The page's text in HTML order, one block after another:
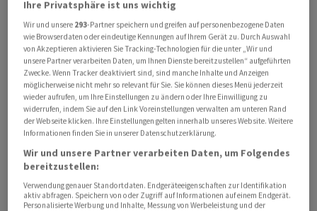
Nachfolge des politisch angeschlagenen
Premierministers und Parteichefs Starmer. Er muss
allerdings zuerst den Sprung in das Unterhaus schaffen.
Ein Wahlsieg Burnhams ist keineswegs ausgemacht
Erst am Donnerstag hatte der Labour-Abgeordnete
Josh Simons sein Mandat im Wahlbezirk Makerfield
nahe Manchester niedergelegt, um Burnham den Weg
zu ebnen. Zuvor war Gesundheitsminister Wes Streeting
Ihre Privatsphäre ist uns wichtig
Wir und unsere 293-Partner speichern und greifen auf personenbezogene Daten
wie Browserdaten oder eindeutige Kennungen auf Ihrem Gerät zu. Durch Auswahl
von Akzeptieren aktivieren Sie Tracking-Technologien für die unter „Wir und
unsere Partner verarbeiten Daten, um Ihnen Dienste bereitzustellen“ aufgeführten
Zwecke. Wenn Tracker deaktiviert sind, sind manche Inhalte und Anzeigen
möglicherweise nicht mehr so relevant für Sie. Sie können dieses Menü jederzeit
wieder aufrufen, um Ihre Einstellungen zu ändern oder Ihre Einwilligung zu
widerrufen, indem Sie auf den Link Voreinstellungen verwalten am unteren Rand
der Webseite klicken. Ihre Einstellungen gelten innerhalb unseres Website. Weitere
Informationen finden Sie in unserer Datenschutzerklärung.
Wir und unsere Partner verarbeiten Daten, um Folgendes
bereitzustellen:
Verwendung genauer Standortdaten. Endgeräteeigenschaften zur Identifikation
aktiv abfragen. Speichern von oder Zugriff auf Informationen auf einem Endgerät.
Personalisierte Werbung und Inhalte, Messung von Werbeleistung und der